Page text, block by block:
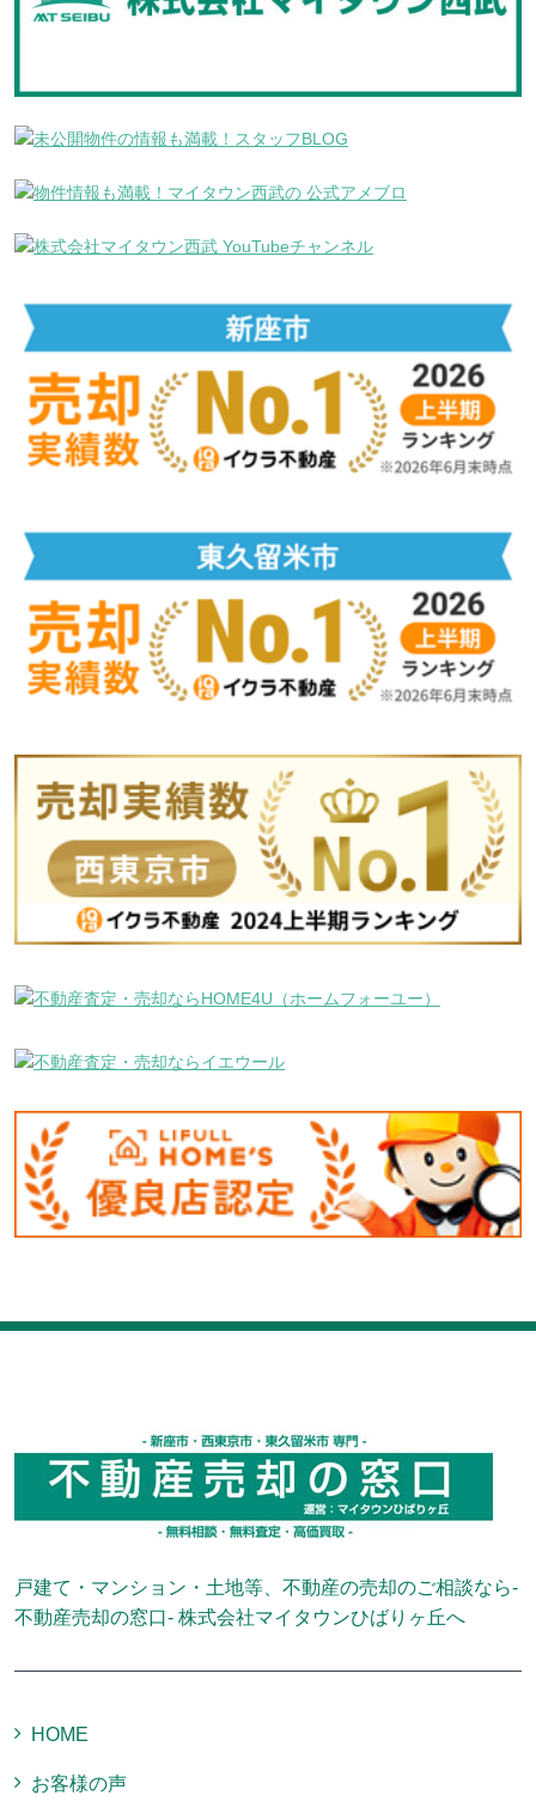
戸建て・マンション・土地等、不動産の売却のご相談なら-
不動産売却の窓口- 株式会社マイタウンひばりヶ丘へ
HOME
お客様の声